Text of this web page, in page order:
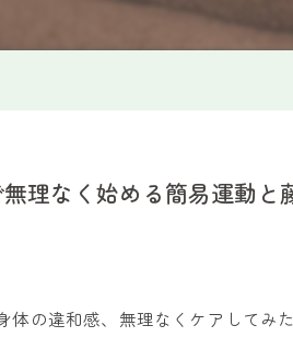
理なく始める簡易運動
体の違和感、無理なくケアしてみ